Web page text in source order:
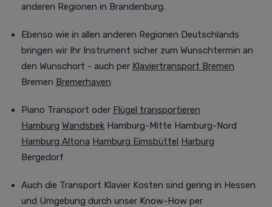
anderen Regionen in Brandenburg.
Ebenso wie in allen anderen Regionen Deutschlands
bringen wir Ihr Instrument sicher zum Wunschtermin an
den Wunschort - auch per Klaviertransport Bremen
Bremen Bremerhaven
Piano Transport oder Flügel transportieren
Hamburg Wandsbek Hamburg-Mitte Hamburg-Nord
Hamburg Altona Hamburg Eimsbüttel Harburg
Bergedorf
Auch die Transport Klavier Kosten sind gering in Hessen
und Umgebung durch unser Know-How per